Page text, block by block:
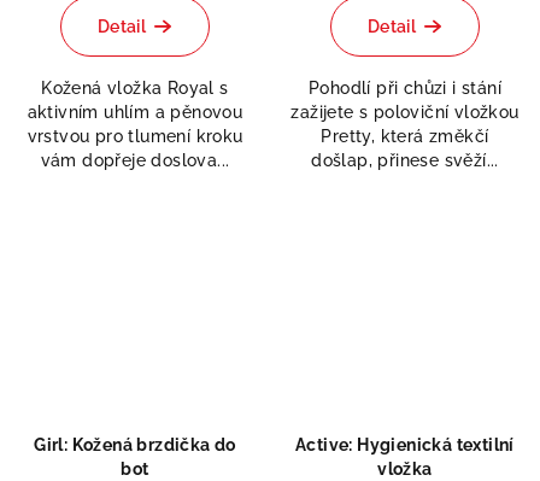
Detail
Kožená vložka Royal s
aktivním uhlím a pěnovou
vrstvou pro tlumení kroku
vám dopřeje doslova...
produktu
z
5
hvězdiček.
Detail
Pohodlí při chůzi i stání
zažijete s poloviční vložkou
Pretty, která změkčí
došlap, přinese svěží...
Girl: Kožená brzdička do
bot
Active: Hygienická textilní
vložka